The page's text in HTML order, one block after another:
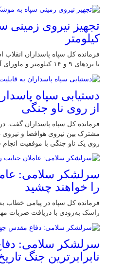
کیلومتر
فرمانده کل سپاه پاسداران
با بردهای ۹ و ۱۴ کیلومتر و ماورای آن قادر به شلیک از بالگردها، پهپادها، خودروها و روی زمین است.
دستیابی سپاه
از روی ناو جنگی
فرمانده کل سپاه پاسداران گفت: در
مشترک بین نیروی هوافضا و نیروی
روی یک ناو جنگی با موفقیت انجام
سرلشکر سلامی:
را خواهند چشید
فرمانده کل سپاه در پیامی خطاب
راسک به‌زودی با دریافت ضربات
سرلشکر سلامی:
نابرابرترین جنگ